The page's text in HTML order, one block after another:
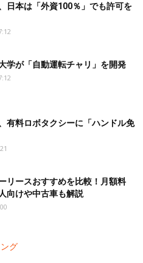
日本は「外資100％」でも許可を
学が「自動運転チャリ」を開発
有料ロボタクシーに「ハンドル免
リースおすすめを比較！月額料
向けや中古車も解説
グ